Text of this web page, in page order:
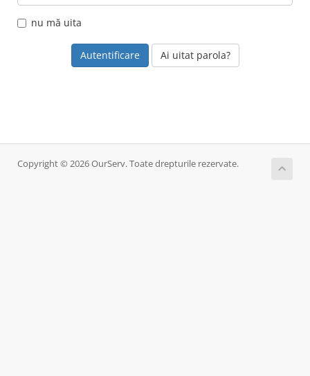
nu mă uita
Ai uitat parola?
Copyright © 2026 OurServ. Toate drepturile rezervate.